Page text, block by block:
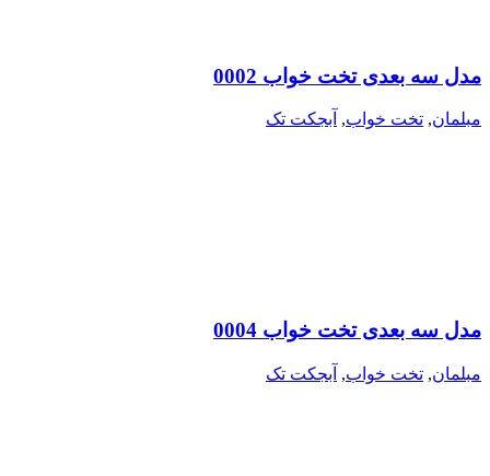
مدل سه بعدی تخت خواب 0002
مبلمان, تخت خواب, آبجکت تک
مدل سه بعدی تخت خواب 0004
مبلمان, تخت خواب, آبجکت تک